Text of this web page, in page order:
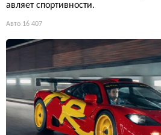
авляет спортивности.
Авто 16 407